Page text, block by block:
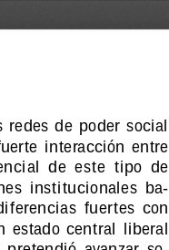
redes  de  poder  social
interacción  entre
de  este  tipo  de
institucionales  ba-
fuertes  con
estado  central  liberal